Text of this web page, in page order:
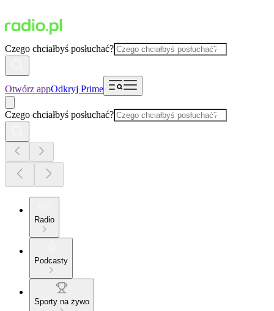
Czego chciałbyś posłuchać?
Otwórz appOdkryj Prime
Czego chciałbyś posłuchać?
Radio
Podcasty
Sporty na żywo